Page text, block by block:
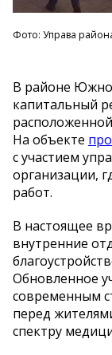
Фото: Управа
В районе
капитальный
На объекте
сучастием
организации,
работ.
В настоящее
внутренние
Обновленное
современным
перед
спектру